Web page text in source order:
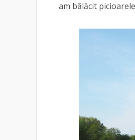
am bălăcit